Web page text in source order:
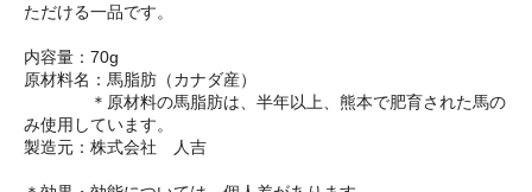
ただける一品です。
内容量：70g
原材料名：馬脂肪（カナダ産）
＊原材料の馬脂肪は、半年以上、熊本で肥育された馬の
み使用しています。
製造元：株式会社 人吉